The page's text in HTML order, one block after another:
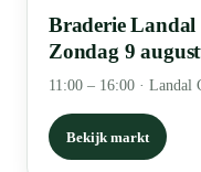
Braderie Landal
Zondag 9
11:00 – 16:00 · Landal
Bekijk markt